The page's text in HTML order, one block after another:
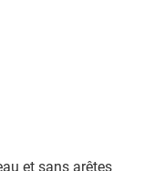
et sans arêtes